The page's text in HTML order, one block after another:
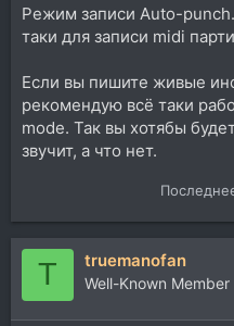
Режим записи Auto-
таки для записи midi
Если вы пишите живые
рекомендую всё таки
mode. Так вы хотябы
звучит, а что нет.
T truemanofan
Well-Known Member